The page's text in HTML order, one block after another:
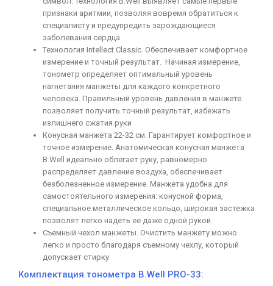
признаки аритмии, позволяя вовремя обратиться к
специалисту и предупредить зарождающиеся
заболевания сердца.
Технология Intellect Classic. Обеспечивает комфортное
измерение и точный результат. Начиная измерение,
тонометр определяет оптимальный уровень
нагнетания манжеты для каждого конкретного
человека. Правильный уровень давления в манжете
позволяет получить точный результат, избежать
излишнего сжатия руки
Конусная манжета 22-32 см. Гарантирует комфортное и
точное измерение. Анатомическая конусная манжета
B.Well идеально облегает руку, равномерно
распределяет давление воздуха, обеспечивает
безболезненное измерение. Манжета удобна для
самостоятельного измерения: конусной форма,
специальное металлическое кольцо, широкая застежка
позволят легко надеть ее даже одной рукой.
Съемный чехол манжеты. Очистить манжету можно
легко и просто благодаря съемному чехлу, который
допускает стирку
Комплектация тонометра B.Well PRO-33: